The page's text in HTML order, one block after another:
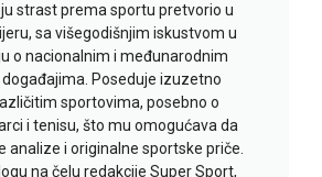
strast prema sportu pretvorio u
sa višegodišnjim iskustvom u
o nacionalnim i međunarodnim
Poseduje izuzetno
sportovima, posebno o
i tenisu, što mu omogućava da
analize i originalne sportske priče.
na čelu redakcije Super Sport,